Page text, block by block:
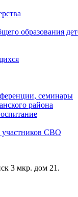
образования
семинары
района
участников СВО
3 мкр. дом 21.